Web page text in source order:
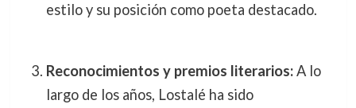
estilo y su posición como poeta destacado.
Reconocimientos y premios literarios:A lo
largo de los años, Lostalé ha sido